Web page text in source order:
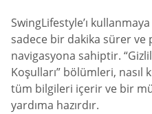
SwingLifestyle’ı
sadece bir dakika sürer
navigasyona sahiptir.
Koşulları” bölümleri, nasıl
tüm bilgileri içerir ve bir
yardıma hazırdır.